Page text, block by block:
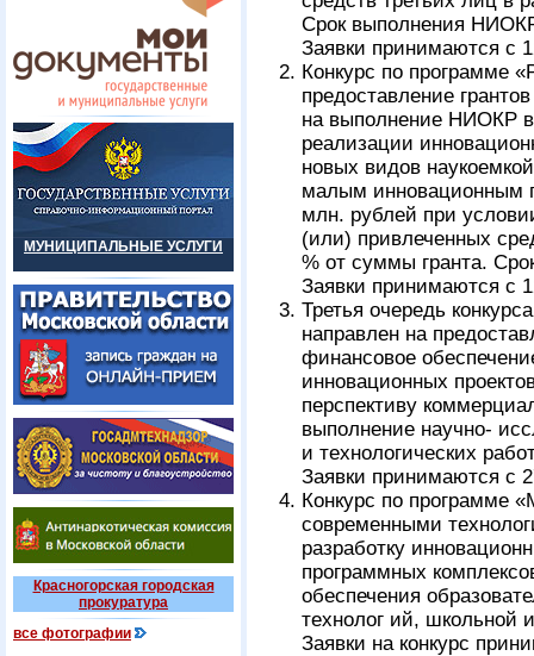
МУНИЦИПАЛЬНЫЕ УСЛУГИ
Красногорская городская
прокуратура
все фотографии
Срок выполнения
Заявки принимаются с
Конкурс по программе
предоставление
на выполнение НИОКР
реализации
новых видов
малым инновационным
млн. рублей при
(или) привлеченных
% от суммы гранта.
Заявки принимаются с
Третья очередь
направлен на
финансовое
инновационных
перспективу
выполнение научно-
и технологических
Заявки принимаются с
Конкурс по программе
современными
разработку
программных
обеспечения
технолог ий, школьной
Заявки на конкурс